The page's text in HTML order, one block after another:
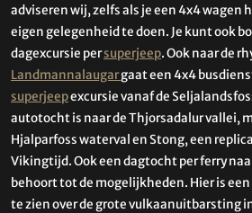
adviseren wij, zelfs als je een 4x4 wagen
eigen gelegenheid te doen. Je kunt ook
dagexcursie persuperjeep. Ook naar de
Landmannalaugargaat een 4x4
superjeepexcursie vanaf de
autotocht is naar de Thjorsadalur vallei,
Hjalparfoss waterval en Stong, een
Vikingtijd. Ook een dagtocht per ferry
behoort tot de mogelijkheden. Hier is
te zien over de grote vulkaanuitbarsting